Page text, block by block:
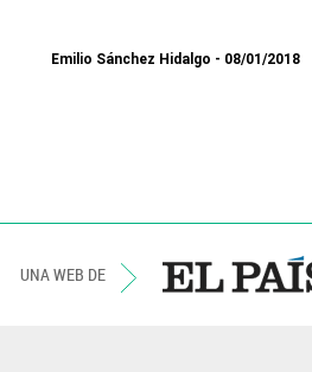
Emilio Sánchez Hidalgo 08/01/2018
UNA WEB DE